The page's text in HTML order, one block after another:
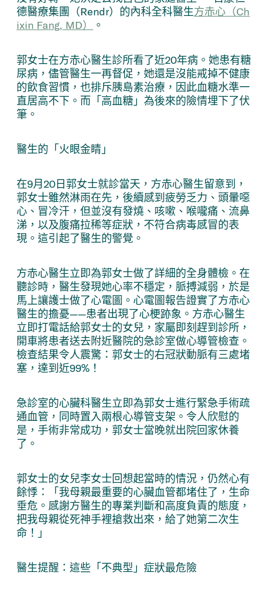
德醫療集團（Rendr）的內科全科醫生方赤心（Ch
ixin Fang, MD）
。
郭女士在方赤心醫生診所看了近20年病。她患有糖
尿病，儘管醫生一再督促，她還是沒能戒掉不健康
的飲食習慣，也排斥胰島素治療，因此血糖水準一
直居高不下。而「高血糖」為後來的險情埋下了伏
筆。
醫生的「火眼金睛」
在9月20日郭女士就診當天，方赤心醫生留意到，
郭女士雖然淋雨在先，後續感到疲勞乏力、頭暈噁
心、冒冷汗，但並沒有發燒、咳嗽、喉嚨痛、流鼻
涕，以及腹痛拉稀等症狀，不符合病毒感冒的表
現。這引起了醫生的警覺。
方赤心醫生立即為郭女士做了詳細的全身體檢。在
聽診時，醫生發現她心率不穩定，脈搏減弱，於是
馬上讓護士做了心電圖。心電圖報告證實了方赤心
醫生的擔憂——患者出現了心梗跡象。方赤心醫生
立即打電話給郭女士的女兒，家屬即刻趕到診所，
開車將患者送去附近醫院的急診室做心導管檢查。
檢查結果令人震驚：郭女士的右冠狀動脈有三處堵
塞，達到近99%！
急診室的心臟科醫生立即為郭女士進行緊急手術疏
通血管，同時置入兩根心導管支架。令人欣慰的
是，手術非常成功，郭女士當晚就出院回家休養
了。
郭女士的女兒李女士回想起當時的情況，仍然心有
餘悸：「我母親最重要的心臟血管都堵住了，生命
垂危。感謝方醫生的專業判斷和高度負責的態度，
把我母親從死神手裡搶救出來，給了她第二次生
命！」
醫生提醒：這些「不典型」症狀最危險